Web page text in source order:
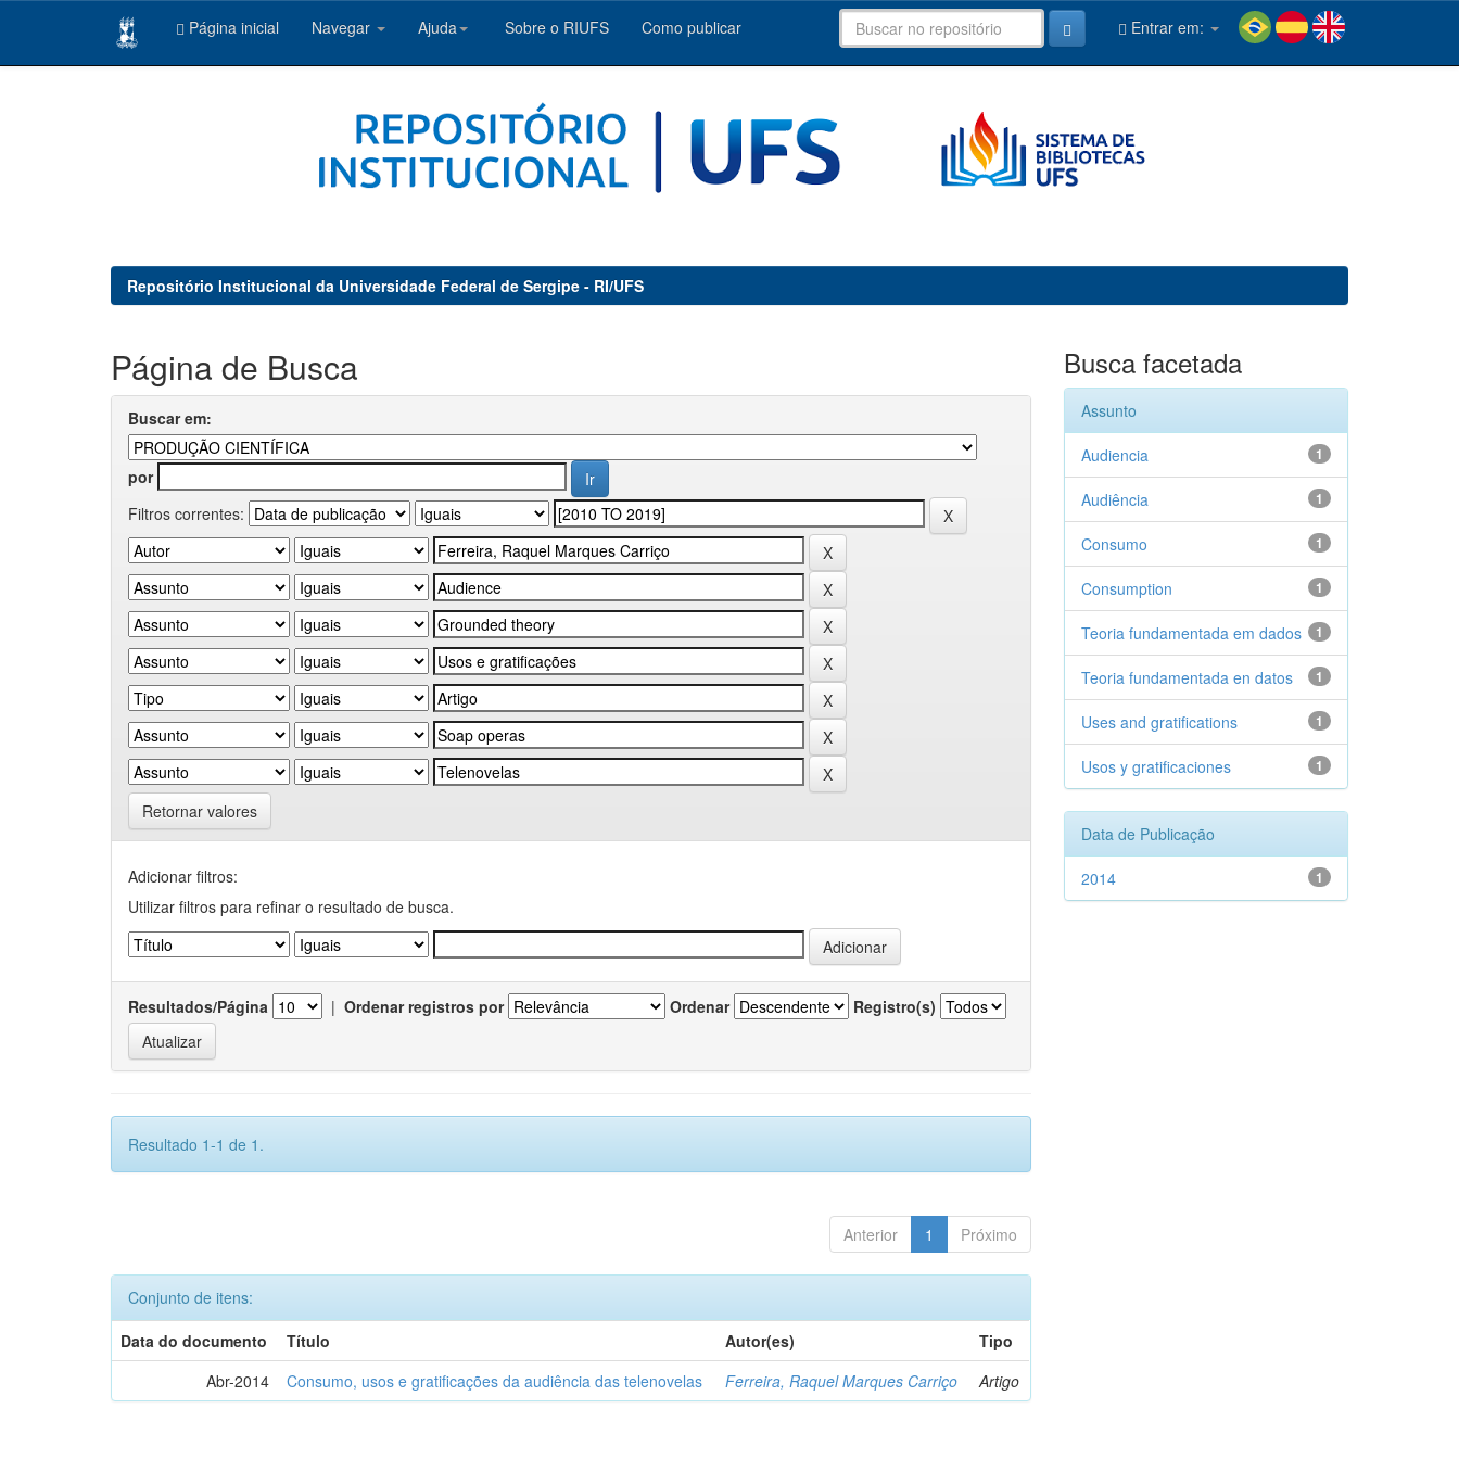
Página inicial Navegar Ajuda Sobre o RIUFS Como publicar Entrar em:
Repositório Institucional da Universidade Federal de Sergipe - RI/UFS
Página de Busca
Buscar em:
por
Filtros correntes:
Retornar valores
Adicionar filtros:
Utilizar filtros para refinar o resultado de busca.
Resultados/Página | Ordenar registros por Ordenar Registro(s)
Resultado 1-1 de 1.
Anterior 1 Próximo
Conjunto de itens:
Data do documento
Título Autor(es)
Tipo
Abr-2014
Consumo, usos e gratificações da audiência das telenovelas Ferreira, Raquel Marques Carriço Artigo
Busca facetada
Assunto
1
Audiencia
1
Audiência
1
Consumo
1
Consumption
1
Teoria fundamentada em dados
1
Teoria fundamentada en datos
1
Uses and gratifications
1
Usos y gratificaciones
Data de Publicação
1
2014